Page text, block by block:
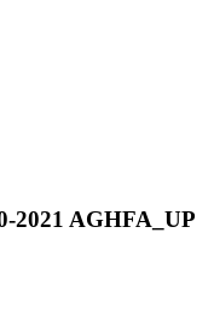
2021 AGHFA_UP